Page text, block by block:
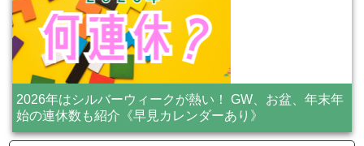
2026年はシルバーウィークが熱い！ GW、お盆、年末年
始の連休数も紹介《早見カレンダーあり》